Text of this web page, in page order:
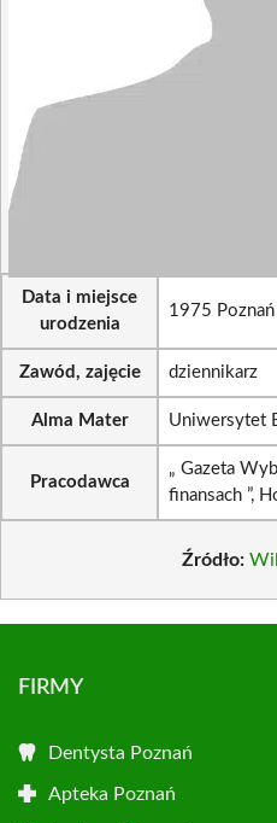
Data i miejsce
urodzenia
1975 Poznań
Zawód, zajęcie dziennikarz
Alma Mater Uniwersytet
Pracodawca
„ Gazeta
finansach ”,
Źródło:
FIRMY
Dentysta Poznań
Apteka Poznań